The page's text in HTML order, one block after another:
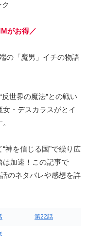
がお得／
の「魔男」イチの物語
世界の魔法”との戦い
・デスカラスがとイ
神を信じる国”で繰り広
は加速！この記事で
のネタバレや感想を詳
第22話